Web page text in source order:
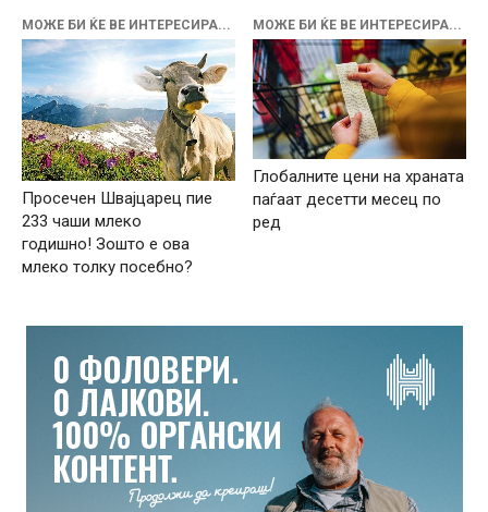
МОЖЕ БИ ЌЕ ВЕ ИНТЕРЕСИРА...
Просечен Швајцарец пие
233 чаши млеко
годишно! Зошто е ова
млеко толку посебно?
МОЖЕ БИ ЌЕ ВЕ ИНТЕРЕСИРА...
Глобалните цени на храната
паѓаат десетти месец по
ред